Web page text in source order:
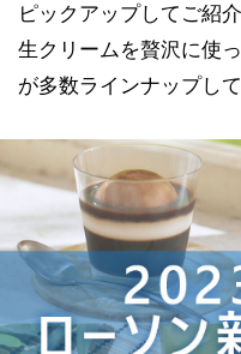
ピックアップしてご紹
生クリームを贅沢に使
が多数ラインナップして